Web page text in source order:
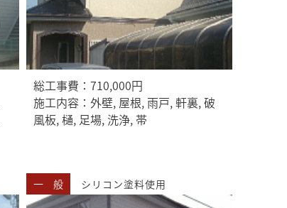
総工事費：710,000円
施工内容：外壁, 屋根, 雨戸, 軒裏, 破
風板, 樋, 足場, 洗浄, 帯
一 般 シリコン塗料使用